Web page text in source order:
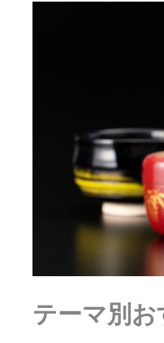
ふるさと
自治体
はじめ
よくある
問い合わ
テーマ別